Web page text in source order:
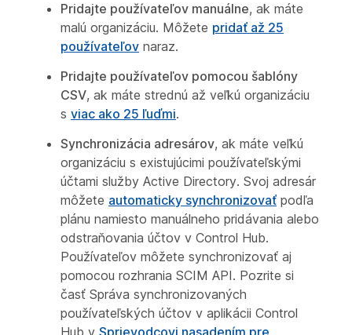
Pridajte používateľov manuálne, ak máte
malú organizáciu. Môžete pridať až 25
používateľov naraz.
Pridajte používateľov pomocou šablóny
CSV, ak máte strednú až veľkú organizáciu
s viac ako 25 ľuďmi.
Synchronizácia adresárov, ak máte veľkú
organizáciu s existujúcimi používateľskými
účtami služby Active Directory. Svoj adresár
môžete automaticky synchronizovať podľa
plánu namiesto manuálneho pridávania alebo
odstraňovania účtov v Control Hub.
Používateľov môžete synchronizovať aj
pomocou rozhrania SCIM API. Pozrite si
časť Správa synchronizovaných
používateľských účtov v aplikácii Control